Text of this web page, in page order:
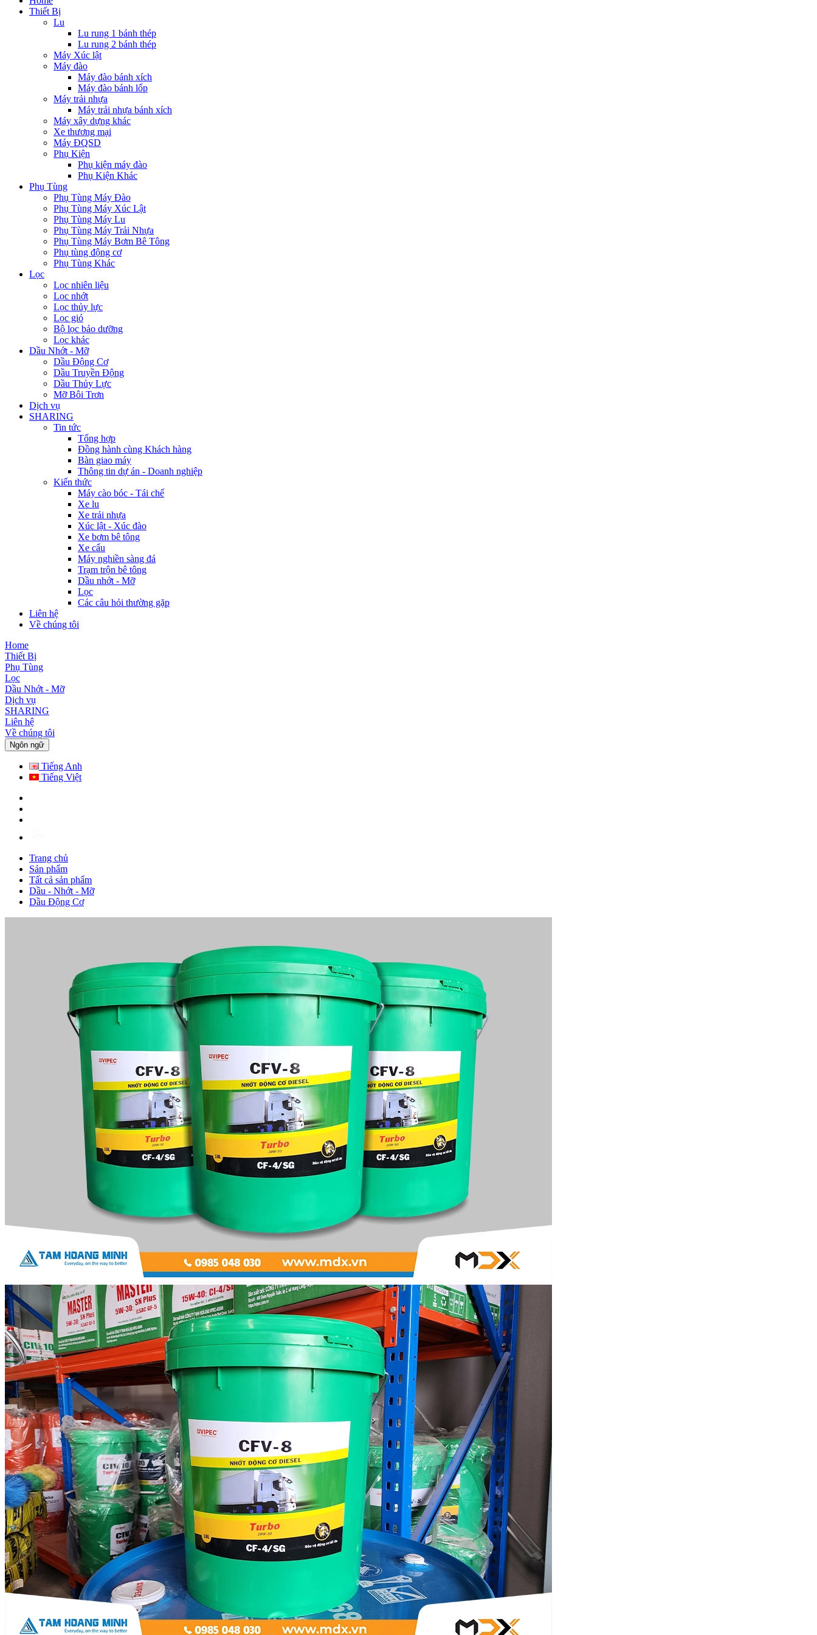
Thiết Bị
Lu
Lu rung 1 bánh thép
Lu rung 2 bánh thép
Máy Xúc lật
Máy đào
Máy đào bánh xích
Máy đào bánh lốp
Máy trải nhựa
Máy trải nhựa bánh xích
Máy xây dựng khác
Xe thương mại
Máy ĐQSD
Phụ Kiện
Phụ kiện máy đào
Phụ Kiện Khác
Phụ Tùng
Phụ Tùng Máy Đào
Phụ Tùng Máy Xúc Lật
Phụ Tùng Máy Lu
Phụ Tùng Máy Trải Nhựa
Phụ Tùng Máy Bơm Bê Tông
Phụ tùng động cơ
Phụ Tùng Khác
Lọc
Lọc nhiên liệu
Lọc nhớt
Lọc thủy lực
Lọc gió
Bộ lọc bảo dưỡng
Lọc khác
Dầu Nhớt - Mỡ
Dầu Động Cơ
Dầu Truyền Động
Dầu Thủy Lực
Mỡ Bôi Trơn
Dịch vụ
SHARING
Tin tức
Tổng hợp
Đồng hành cùng Khách hàng
Bàn giao máy
Thông tin dự án - Doanh nghiệp
Kiến thức
Máy cào bóc - Tái chế
Xe lu
Xe trải nhựa
Xúc lật - Xúc đào
Xe bơm bê tông
Xe cẩu
Máy nghiền sàng đá
Trạm trộn bê tông
Dầu nhớt - Mỡ
Lọc
Các câu hỏi thường gặp
Liên hệ
Về chúng tôi
Home
Thiết Bị
Phụ Tùng
Lọc
Dầu Nhớt - Mỡ
Dịch vụ
SHARING
Liên hệ
Về chúng tôi
Ngôn ngữ
Tiếng Anh
Tiếng Việt
Trang chủ
Sản phẩm
Tất cả sản phẩm
Dầu - Nhớt - Mỡ
Dầu Động Cơ